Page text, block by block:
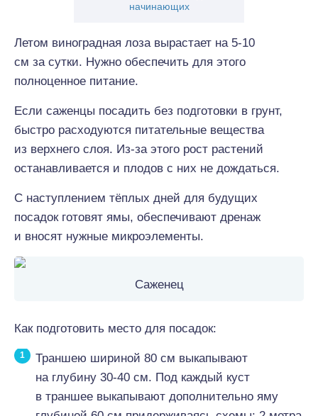
начинающих
Летом виноградная лоза вырастает на 5-10
см за сутки. Нужно обеспечить для этого
полноценное питание.
Если саженцы посадить без подготовки в грунт,
быстро расходуются питательные вещества
из верхнего слоя. Из-за этого рост растений
останавливается и плодов с них не дождаться.
С наступлением тёплых дней для будущих
посадок готовят ямы, обеспечивают дренаж
и вносят нужные микроэлементы.
Саженец
Как подготовить место для посадок:
Траншею шириной 80 см выкапывают
на глубину 30-40 см. Под каждый куст
в траншее выкапывают дополнительно яму